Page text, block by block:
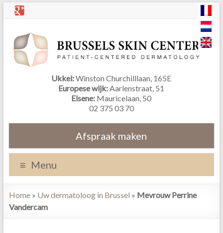
Ukkel:Winston Churchilllaan, 165E
Europese wijk:Aarlenstraat, 51
Elsene: Mauricelaan, 50
02 375 03 70
Afspraak maken
Menu
Home» Uw dermatoloog in Brussel » Mevrouw Perrine
Vandercam